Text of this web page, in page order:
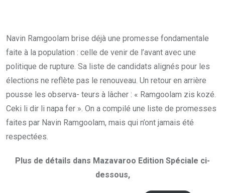
Navin Ramgoolam brise déjà une promesse fondamentale
faite à la population : celle de venir de l’avant avec une
politique de rupture. Sa liste de candidats alignés pour les
élections ne reflète pas le renouveau. Un retour en arrière
pousse les observa- teurs à lâcher : « Ramgoolam zis kozé.
Ceki li dir li napa fer ». On a compilé une liste de promesses
faites par Navin Ramgoolam, mais qui n’ont jamais été
respectées.
Plus de détails dans Mazavaroo Edition Spéciale ci-
dessous,